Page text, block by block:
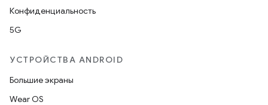
Конфиденциальность
5G
УСТРОЙСТВА ANDROID
Большие экраны
Wear OS